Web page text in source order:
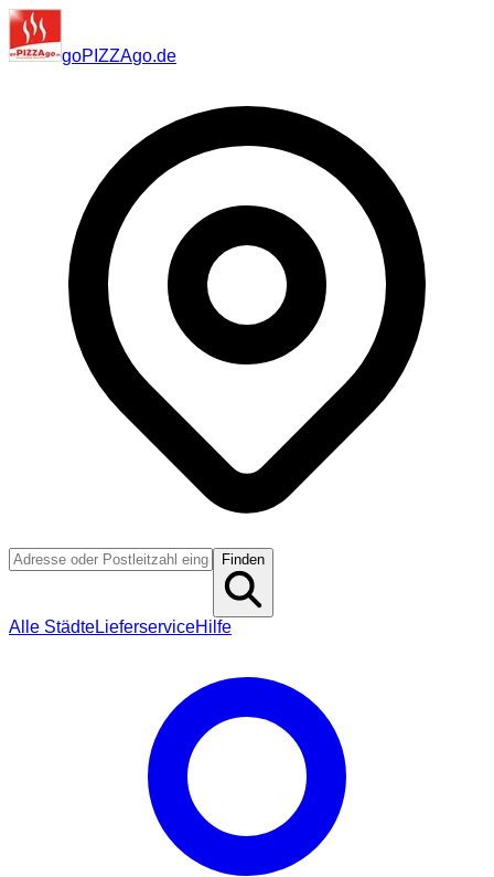
goPIZZAgo.de
Finden
Alle StädteLieferserviceHilfe